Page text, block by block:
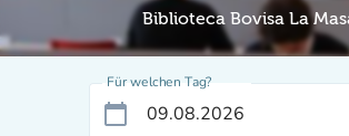
Biblioteca Bovisa La
Für welchen Tag?
calendar_today